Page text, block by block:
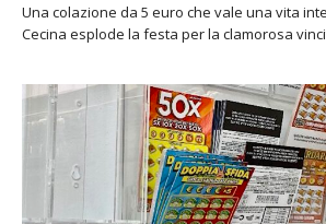
Una colazione da 5 euro che vale una vita
Cecina esplode la festa per la clamorosa